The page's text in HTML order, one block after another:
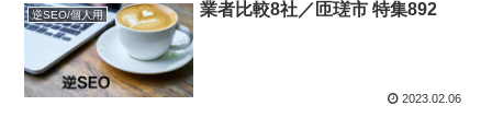
逆SEO/個人用 業者比較8社／匝瑳市 特集892
2023.02.06